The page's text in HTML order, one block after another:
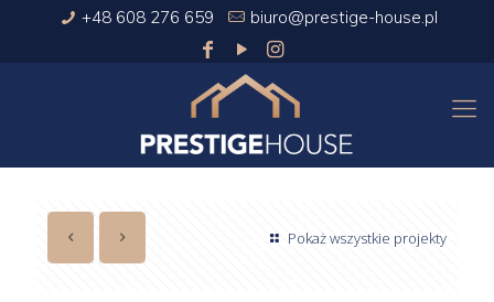
+48 608 276 659 biuro@prestige-house.pl
Pokaż wszystkie projekty